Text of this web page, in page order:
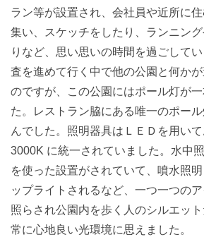
ラン等が設置され、会社員や近所に
集い、スケッチをしたり、ランニン
りなど、思い思いの時間を過ごして
査を進めて行く中で他の公園と何か
のですが、この公園にはポール灯が
た。レストラン脇にある唯一のポー
んでした。照明器具はＬＥＤを用い
3000K に統一されていました。水中
を使った設置がされていて、噴水照
ップライトされるなど、一つ一つの
照らされ公園内を歩く人のシルエッ
常に心地良い光環境に思えました。